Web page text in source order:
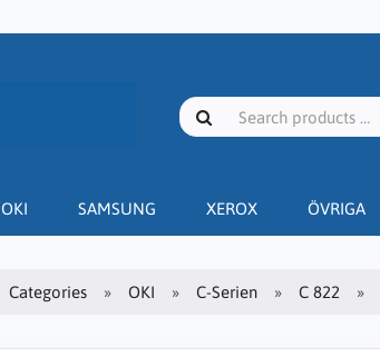
OKI SAMSUNG XEROX ÖVRIGA
Categories OKI C-Serien C 822